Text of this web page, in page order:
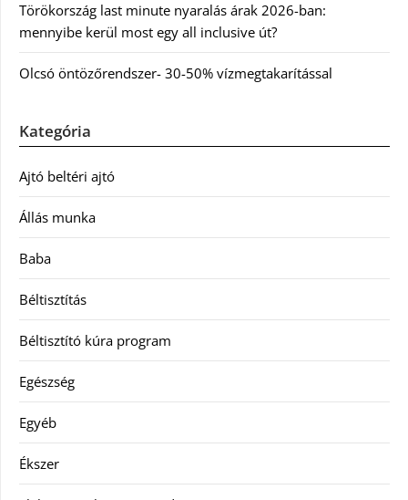
Törökország last minute nyaralás árak 2026-ban:
mennyibe kerül most egy all inclusive út?
Olcsó öntözőrendszer- 30-50% vízmegtakarítással
Kategória
Ajtó beltéri ajtó
Állás munka
Baba
Béltisztítás
Béltisztító kúra program
Egészség
Egyéb
Ékszer